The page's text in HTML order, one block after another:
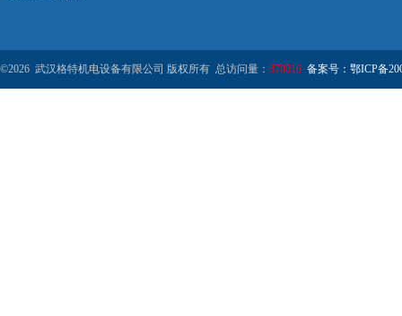
©2026 武汉格特机电设备有限公司 版权所有 总访问量： 378016 备案号：鄂ICP备